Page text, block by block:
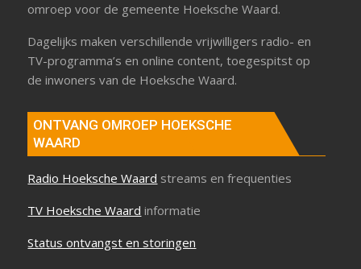
omroep voor de gemeente Hoeksche Waard.
Dagelijks maken verschillende vrijwilligers radio- en
TV-programma’s en online content, toegespitst op
de inwoners van de Hoeksche Waard.
ONTVANG OMROEP HOEKSCHE
WAARD
Radio Hoeksche Waard streams en frequenties
TV Hoeksche Waard informatie
Status ontvangst en storingen